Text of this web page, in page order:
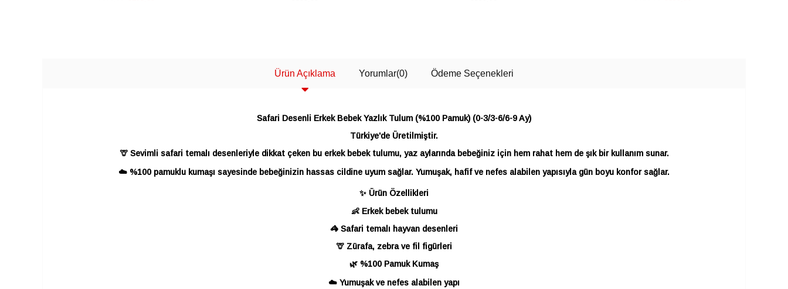
Ürün Açıklama Yorumlar(0) Ödeme Seçenekleri
Safari Desenli Erkek Bebek Yazlık Tulum (%100 Pamuk) (0-3/3-6/6-9 Ay)
Türkiye'de Üretilmiştir.
🦒 Sevimli safari temalı desenleriyle dikkat çeken bu erkek bebek tulumu, yaz aylarında bebeğiniz için hem rahat hem de şık bir kullanım sunar.
☁️ %100 pamuklu kumaşı sayesinde bebeğinizin hassas cildine uyum sağlar. Yumuşak, hafif ve nefes alabilen yapısıyla gün boyu konfor sağlar.
✨ Ürün Özellikleri
👶 Erkek bebek tulumu
🦓 Safari temalı hayvan desenleri
🦒 Zürafa, zebra ve fil figürleri
🌿 %100 Pamuk Kumaş
☁️ Yumuşak ve nefes alabilen yapı